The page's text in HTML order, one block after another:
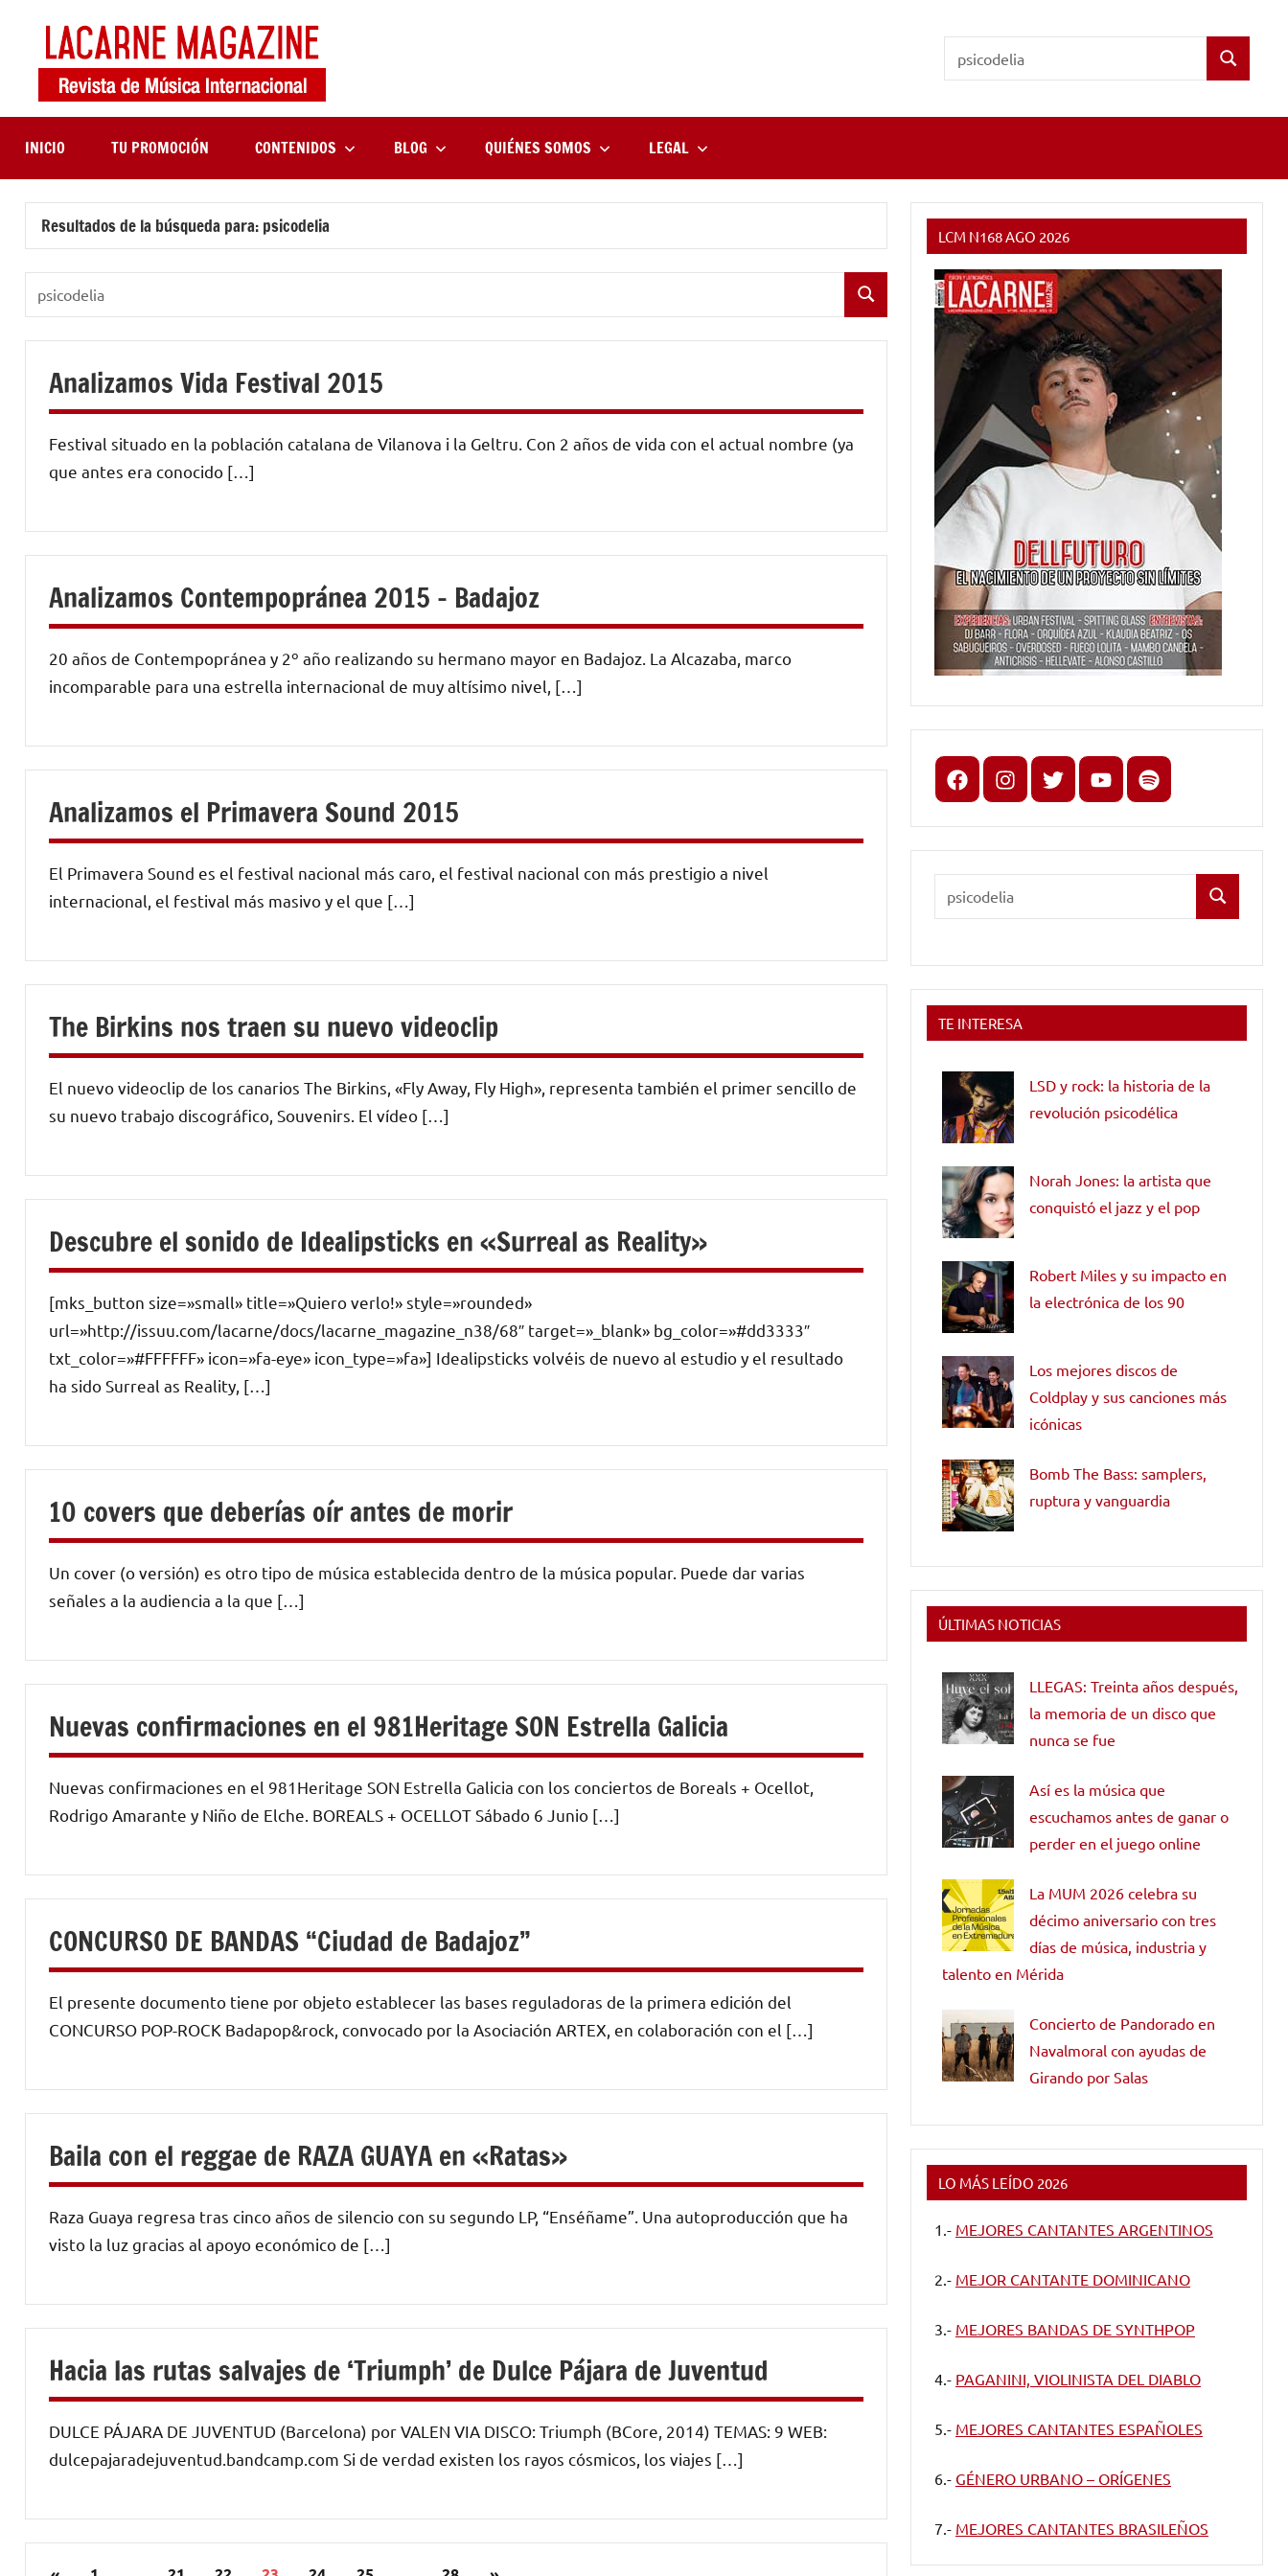
contenido
Magazine
música
internacional
Buscar
INICIO TU PROMOCIÓN CONTENIDOS BLOG QUIÉNES SOMOS LEGAL
Resultados de la búsqueda para: psicodelia
Buscar
Analizamos Vida Festival 2015
Festival situado en la población catalana de Vilanova i la Geltru. Con 2 años de vida con el actual nombre (ya
que antes era conocido […]
Analizamos Contempopránea 2015 – Badajoz
20 años de Contempopránea y 2º año realizando su hermano mayor en Badajoz. La Alcazaba, marco
incomparable para una estrella internacional de muy altísimo nivel, […]
Analizamos el Primavera Sound 2015
El Primavera Sound es el festival nacional más caro, el festival nacional con más prestigio a nivel
internacional, el festival más masivo y el que […]
The Birkins nos traen su nuevo videoclip
El nuevo videoclip de los canarios The Birkins, «Fly Away, Fly High», representa también el primer sencillo de
su nuevo trabajo discográfico, Souvenirs. El vídeo […]
Descubre el sonido de Idealipsticks en «Surreal as Reality»
[mks_button size=»small» title=»Quiero verlo!» style=»rounded»
url=»http://issuu.com/lacarne/docs/lacarne_magazine_n38/68″ target=»_blank» bg_color=»#dd3333″
txt_color=»#FFFFFF» icon=»fa-eye» icon_type=»fa»] Idealipsticks volvéis de nuevo al estudio y el resultado
ha sido Surreal as Reality, […]
10 covers que deberías oír antes de morir
Un cover (o versión) es otro tipo de música establecida dentro de la música popular. Puede dar varias
señales a la audiencia a la que […]
Nuevas confirmaciones en el 981Heritage SON Estrella Galicia
Nuevas confirmaciones en el 981Heritage SON Estrella Galicia con los conciertos de Boreals + Ocellot,
Rodrigo Amarante y Niño de Elche. BOREALS + OCELLOT Sábado 6 Junio […]
CONCURSO DE BANDAS “Ciudad de Badajoz”
El presente documento tiene por objeto establecer las bases reguladoras de la primera edición del
CONCURSO POP-ROCK Badapop&rock, convocado por la Asociación ARTEX, en colaboración con el […]
Baila con el reggae de RAZA GUAYA en «Ratas»
Raza Guaya regresa tras cinco años de silencio con su segundo LP, “Enséñame”. Una autoproducción que ha
visto la luz gracias al apoyo económico de […]
Hacia las rutas salvajes de ‘Triumph’ de Dulce Pájara de Juventud
DULCE PÁJARA DE JUVENTUD (Barcelona) por VALEN VIA DISCO: Triumph (BCore, 2014) TEMAS: 9 WEB:
dulcepajaradejuventud.bandcamp.com Si de verdad existen los rayos cósmicos, los viajes […]
Paginación
LCM N168 AGO 2026
FacebookInstagram
X youtubespotify
Buscar
TE INTERESA
LSD y rock: la historia de la
revolución psicodélica
Norah Jones: la artista que
conquistó el jazz y el pop
Robert Miles y su impacto en
la electrónica de los 90
Los mejores discos de
Coldplay y sus canciones más
icónicas
Bomb The Bass: samplers,
ruptura y vanguardia
ÚLTIMAS NOTICIAS
LLEGAS: Treinta años después,
la memoria de un disco que
nunca se fue
Así es la música que
escuchamos antes de ganar o
perder en el juego online
La MUM 2026 celebra su
décimo aniversario con tres
días de música, industria y
talento en Mérida
Concierto de Pandorado en
Navalmoral con ayudas de
Girando por Salas
LO MÁS LEÍDO 2026
1.- MEJORES CANTANTES ARGENTINOS
2.- MEJOR CANTANTE DOMINICANO
3.- MEJORES BANDAS DE SYNTHPOP
4.- PAGANINI, VIOLINISTA DEL DIABLO
5.- MEJORES CANTANTES ESPAÑOLES
6.- GÉNERO URBANO – ORÍGENES
7.- MEJORES CANTANTES BRASILEÑOS